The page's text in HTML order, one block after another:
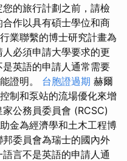
的旅行計劃之前，請檢
作以具有碩士學位和商
業聯繫的博士研究計畫為
必須申請大學要求的更
英語的申請人通常需要
證明。 台胞證過期 赫爾
制和泵站的流場優化來增
公務員委員會 (RCSC)
金為經濟學和土木工程博
委員會為瑞士的國內外
言不是英語的申請人通